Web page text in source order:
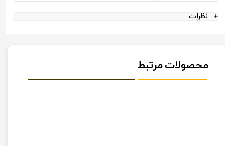
نظرات
محصولات مرتبط